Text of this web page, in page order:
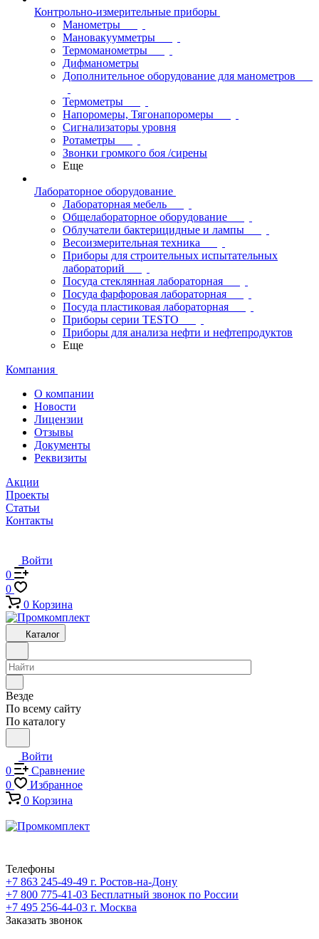
Контрольно-измерительные приборы
Манометры
Мановакуумметры
Термоманометры
Дифманометры
Дополнительное оборудование для манометров
Термометры
Напоромеры, Тягонапоромеры
Сигнализаторы уровня
Ротаметры
Звонки громкого боя /сирены
Еще
Лабораторное оборудование
Лабораторная мебель
Общелабораторное оборудование
Облучатели бактерицидные и лампы
Весоизмерительная техника
Приборы для строительных испытательных
лабораторий
Посуда стеклянная лабораторная
Посуда фарфоровая лабораторная
Посуда пластиковая лабораторная
Приборы серии TESTO
Приборы для анализа нефти и нефтепродуктов
Еще
Компания
О компании
Новости
Лицензии
Отзывы
Документы
Реквизиты
Акции
Проекты
Статьи
Контакты
Войти
0
0
0 Корзина
Каталог
Везде
По всему сайту
По каталогу
Войти
0
Сравнение
0
Избранное
0 Корзина
Телефоны
+7 863 245-49-49 г. Ростов-на-Дону
+7 800 775-41-03 Бесплатный звонок по России
+7 495 256-44-03 г. Москва
Заказать звонок